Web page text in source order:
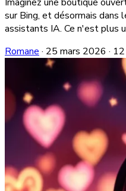
sur Bing, et désormais dans
assistants IA. Ce n'est plus
Romane · 25 mars 2026 ·